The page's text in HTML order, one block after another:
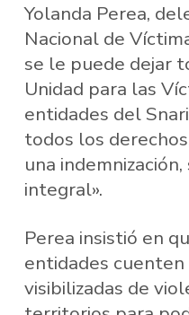
Yolanda Perea,
Nacional de
se le puede dejar
Unidad para las
entidades del
todos los
una
integral».
Perea insistió en
entidades
visibilizadas de